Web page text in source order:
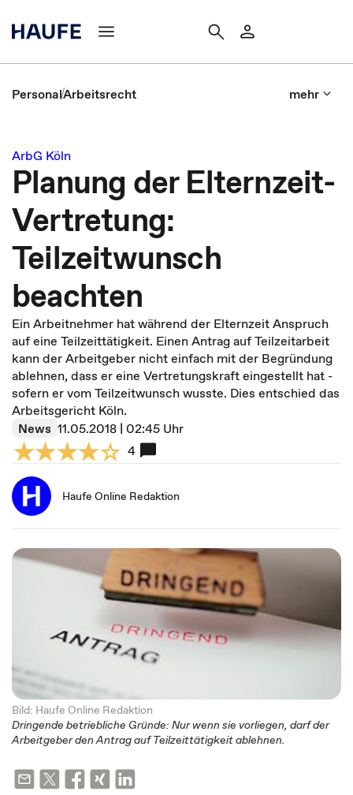
PersonalArbeitsrecht mehr
ArbG Köln
Planung der Elternzeit-
Vertretung:
Teilzeitwunsch
beachten
Ein Arbeitnehmer hat während der Elternzeit Anspruch
auf eine Teilzeittätigkeit. Einen Antrag auf Teilzeitarbeit
kann der Arbeitgeber nicht einfach mit der Begründung
ablehnen, dass er eine Vertretungskraft eingestellt hat -
sofern er vom Teilzeitwunsch wusste. Dies entschied das
Arbeitsgericht Köln.
News 11.05.2018 | 02:45 Uhr
4
Haufe Online Redaktion
Bild: Haufe Online Redaktion
Dringende betriebliche Gründe: Nur wenn sie vorliegen, darf der
Arbeitgeber den Antrag auf Teilzeittätigkeit ablehnen.